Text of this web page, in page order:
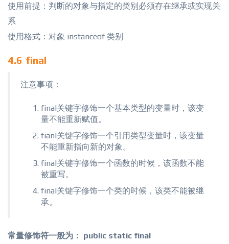
使用前提：判断的对象与指定的类别必须存在继承或实现关
系
使用格式：对象 instanceof 类别
4.6 final
注意事项：
final关键字修饰一个基本类型的变量时，该变
量不能重新赋值。
fianl关键字修饰一个引用类型变量时，该变量
不能重新指向新的对象。
final关键字修饰一个函数的时候，该函数不能
被重写。
final关键字修饰一个类的时候，该类不能被继
承。
常量修饰符一般为： public static final